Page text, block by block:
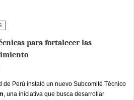
la competitividad de la industria de
para fortalecer las
de Perú instaló un nuevo Subcomité Técnico
, una iniciativa que busca desarrollar